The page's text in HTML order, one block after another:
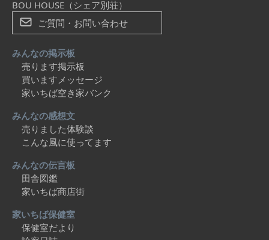
BOU HOUSE（シェア別荘）
ご質問・お問い合わせ
みんなの掲示板
売ります掲示板
買いますメッセージ
家いちば空き家バンク
みんなの感想文
売りました体験談
こんな風に使ってます
みんなの伝言板
田舎図鑑
家いちば商店街
家いちば保健室
保健室だより